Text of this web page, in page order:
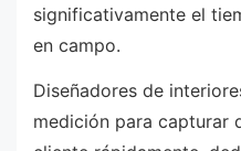
significativamente el
en campo.
Diseñadores de
medición para capturar